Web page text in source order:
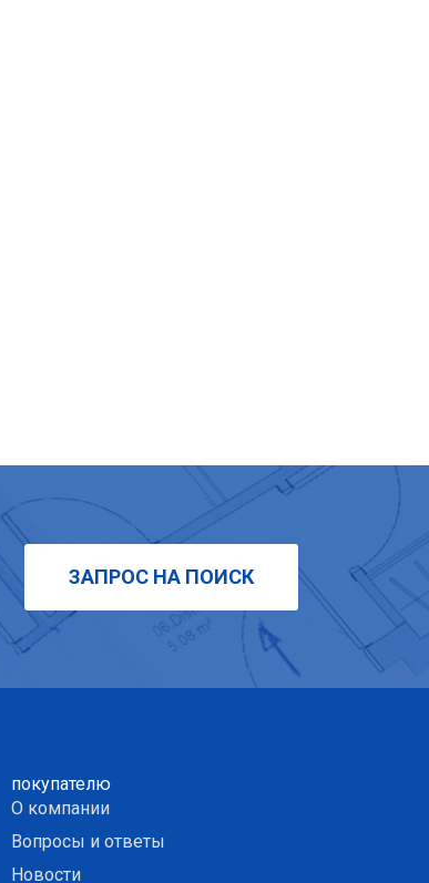
ЗАПРОС НА ПОИСК
покупателю
О компании
Вопросы и ответы
Новости